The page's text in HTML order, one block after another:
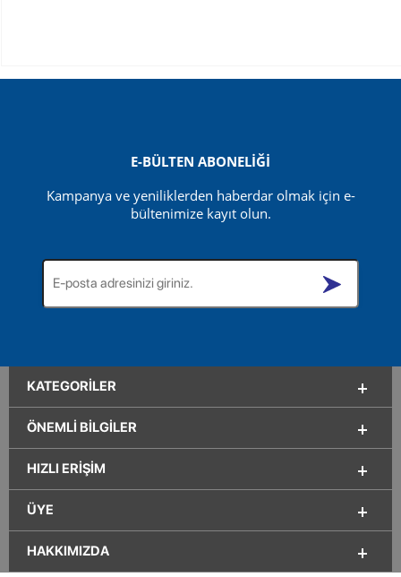
F-Gas
E-BÜLTEN ABONELİĞİ
Kampanya ve yeniliklerden haberdar olmak için e-
bültenimize kayıt olun.
KATEGORILER
ÖNEMLI BILGILER
HIZLI ERIŞIM
ÜYE
HAKKIMIZDA